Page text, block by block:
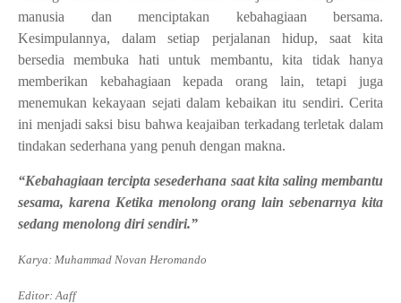
manusia dan menciptakan kebahagiaan bersama.
Kesimpulannya, dalam setiap perjalanan hidup, saat kita
bersedia membuka hati untuk membantu, kita tidak hanya
memberikan kebahagiaan kepada orang lain, tetapi juga
menemukan kekayaan sejati dalam kebaikan itu sendiri. Cerita
ini menjadi saksi bisu bahwa keajaiban terkadang terletak dalam
tindakan sederhana yang penuh dengan makna.
“Kebahagiaan tercipta sesederhana saat kita saling membantu
sesama, karena Ketika menolong orang lain sebenarnya kita
sedang menolong diri sendiri.”
Karya: Muhammad Novan Heromando
Editor: Aaff